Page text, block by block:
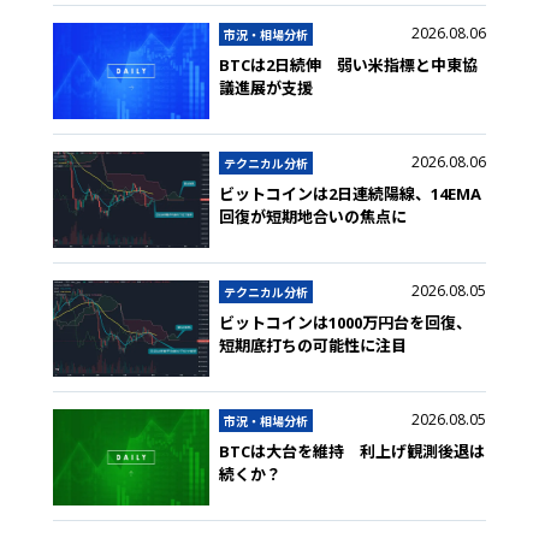
市況・相場分析 2026.08.06
BTCは2日続伸 弱い米指標と中東協
議進展が支援
テクニカル分析 2026.08.06
ビットコインは2日連続陽線、14EMA
回復が短期地合いの焦点に
テクニカル分析 2026.08.05
ビットコインは1000万円台を回復、
短期底打ちの可能性に注目
市況・相場分析 2026.08.05
BTCは大台を維持 利上げ観測後退は
続くか？